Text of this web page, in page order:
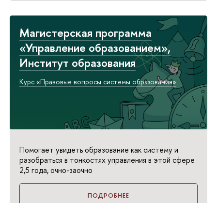
Магистерская программа
«Управление образованием»,
Институт образования
Курс «Правовые вопросы системы образования»
Помогает увидеть образование как систему и
разобраться в тонкостях управления в этой сфере
2,5 года, очно-заочно
ПОДРОБНЕЕ